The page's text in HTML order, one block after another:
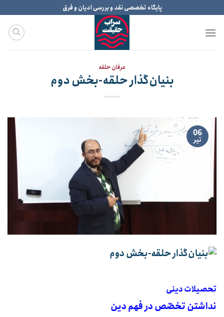
to
content
پایگاه تخصصی نقد و بررسی ادیان و فرق
عرفان حلقه
بنیان‌گذار حلقه-بخش دوم
06
تیر
تحصیلات دینی
نداشتن تخصّص در فهم دین